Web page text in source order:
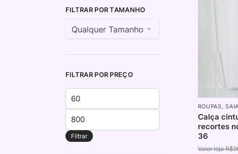
ROUPAS ,
Calça
recortes
36
R$
FILTRAR POR TAMANHO
FILTRAR POR PREÇO
Filtrar